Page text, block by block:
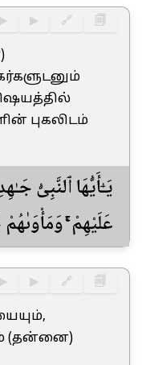
▶ ▶ 🔗 🗐
புகலிடம்
يَـٰٓأَيُّهَا ٱلنَّبِىُّ
عَلَيْهِمْ
▶ ▶ 🔗 🗐
(தன்னை)